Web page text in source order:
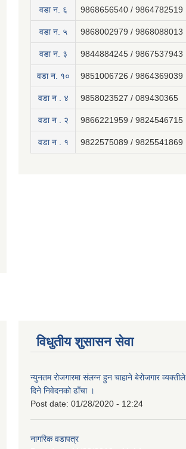
वडा न. ६ 9868656540 / 9864782519
वडा न. ५ 9868002979 / 9868088013
वडा न. ३ 9844884245 / 9867537943
वडा न. १० 9851006726 / 9864369039
वडा न . ४ 9858023527 / 089430365
वडा न . २ 9866221959 / 9824546715
वडा न . १ 9822575089 / 9825541869
विधुतीय शुसासन सेवा
न्युनतम रोजगारमा संलग्न हुन चाहाने बेरोजगार व्यक्तीले
दिने निवेदनको ढाँचा ।
Post date: 01/28/2020 - 12:24
नागरिक वडापत्र